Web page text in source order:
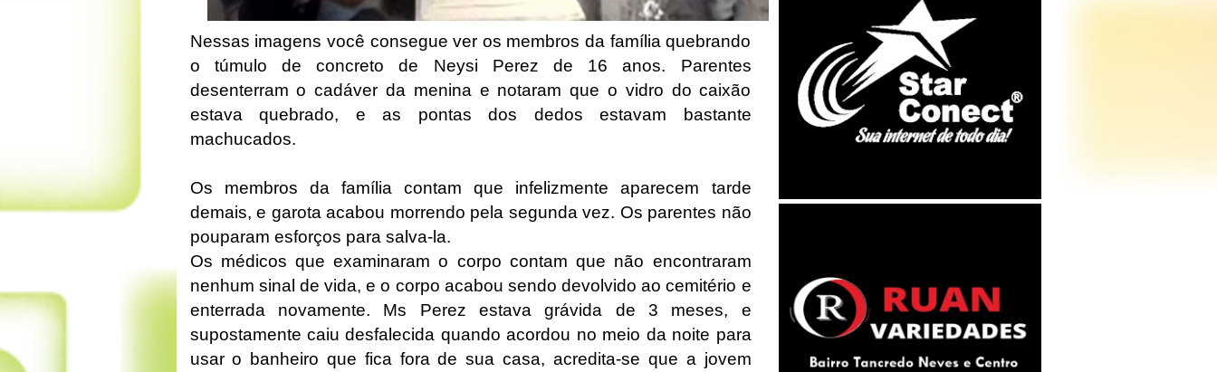
Nessas imagens você consegue ver os membros da família quebrando
o túmulo de concreto de Neysi Perez de 16 anos. Parentes
desenterram o cadáver da menina e notaram que o vidro do caixão
estava quebrado, e as pontas dos dedos estavam bastante
machucados.
Os membros da família contam que infelizmente aparecem tarde
demais, e garota acabou morrendo pela segunda vez. Os parentes não
pouparam esforços para salva-la.
Os médicos que examinaram o corpo contam que não encontraram
nenhum sinal de vida, e o corpo acabou sendo devolvido ao cemitério e
enterrada novamente. Ms Perez estava grávida de 3 meses, e
supostamente caiu desfalecida quando acordou no meio da noite para
usar o banheiro que fica fora de sua casa, acredita-se que a jovem